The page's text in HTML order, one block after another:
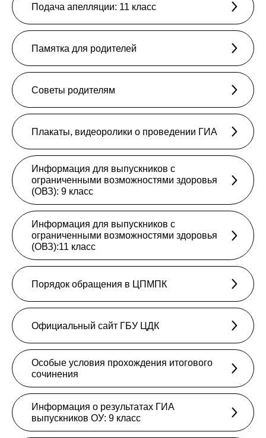
Подача апелляции: 11 класс
Памятка для родителей
Советы родителям
Плакаты, видеоролики о проведении ГИА
Информация для выпускников с
ограниченными возможностями здоровья
(ОВЗ): 9 класс
Информация для выпускников с
ограниченными возможностями здоровья
(ОВЗ):11 класс
Порядок обращения в ЦПМПК
Официальный сайт ГБУ ЦДК
Особые условия прохождения итогового
сочинения
Информация о результатах ГИА
выпускников ОУ: 9 класс